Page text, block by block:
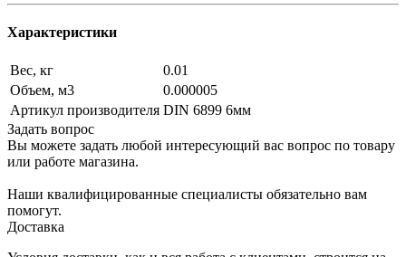
Характеристики
Вес, кг
0.01
Объем, м3
0.000005
Артикул производителя DIN 6899 6мм
Задать вопрос
Вы можете задать любой интересующий вас вопрос по товару
или работе магазина.
Наши квалифицированные специалисты обязательно вам
помогут.
Доставка